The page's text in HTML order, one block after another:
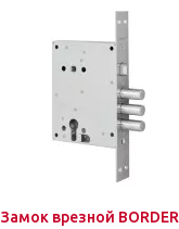
Замок врезной BORDER